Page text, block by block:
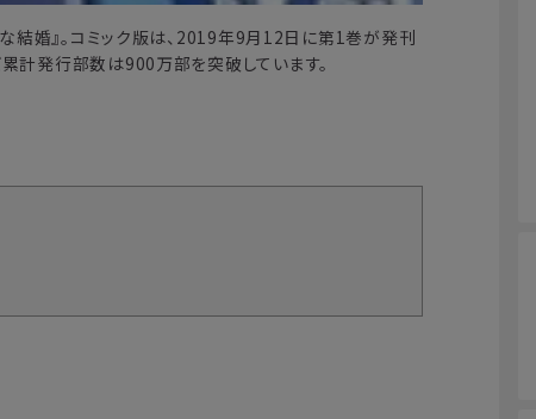
結婚』。コミック版は、2019年9月12日に第1巻が発刊
計発行部数は900万部を突破しています。